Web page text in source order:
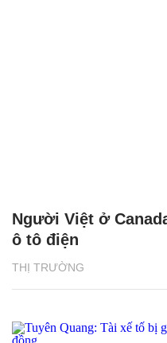
THỊ TRƯỜNG
Người Việt ở
ô tô điện